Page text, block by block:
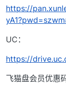
https://
UC：
https://
飞猫盘会员优惠